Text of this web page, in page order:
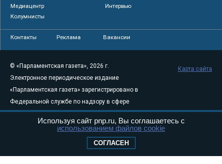
Медиацентр
Интервью
Колумнисты
Контакты Реклама Вакансии
© «Парламентская газета», 2026 г.
Электронное периодическое издание
«Парламентская газета» зарегистрировано в
Федеральной службе по надзору в сфере
связи, информационных технологий и
массовых коммуникаций (Роскомнадзор) 05
Свидетельство о регистрации Эл № ФС77-
Карта сайта
Используя сайт pnp.ru, Вы соглашаетесь с
использованием файлов cookie
СОГЛАСЕН